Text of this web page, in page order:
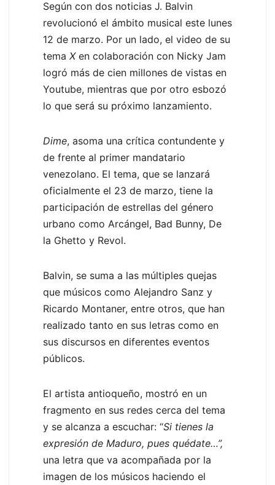
Según con dos noticias J. Balvin
revolucionó el ámbito musical este lunes
12 de marzo. Por un lado, el video de su
tema Xen colaboración con Nicky Jam
logró más de cien millones de vistas en
Youtube, mientras que por otro esbozó
lo que será su próximo lanzamiento.
Dime, asoma una crítica contundente y
de frente al primer mandatario
venezolano. El tema, que se lanzará
oficialmente el 23 de marzo, tiene la
participación de estrellas del género
urbano como Arcángel, Bad Bunny, De
la Ghetto y Revol.
Balvin, se suma a las múltiples quejas
que músicos como Alejandro Sanz y
Ricardo Montaner, entre otros, que han
realizado tanto en sus letras como en
sus discursos en diferentes eventos
públicos.
El artista antioqueño, mostró en un
fragmento en sus redes cerca del tema
y se alcanza a escuchar: “Si tienes la
expresión de Maduro, pues quédate…”,
una letra que va acompañada por la
imagen de los músicos haciendo el